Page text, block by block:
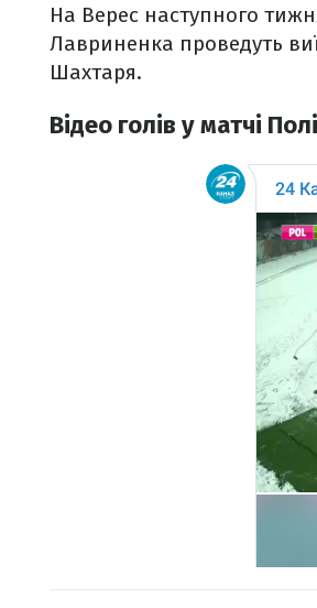
На Верес наступного
Лавриненка проведуть
Шахтаря.
Відео голів у матчі